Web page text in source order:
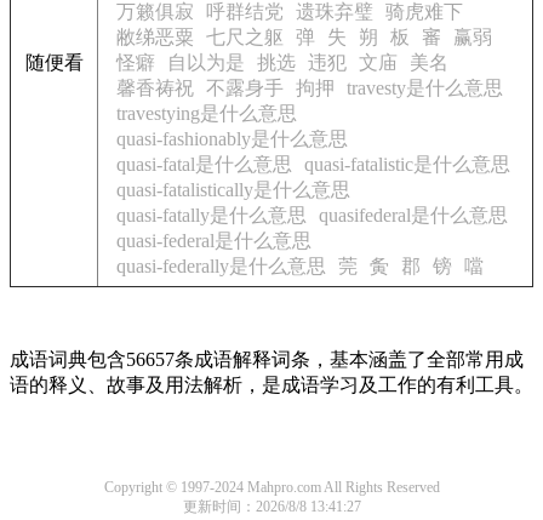
随便看
万籁俱寂
呼群结党 遗珠弃璧
骑虎难下
敝绨恶粟
七尺之躯 弹 失 朔 板 審
赢弱
怪癖
自以为是 挑选 违犯 文庙
美名
馨香祷祝 不露身手 拘押
travesty是什么意思
travestying是什么意思
quasi-fashionably是什么意思
quasi-fatal是什么意思
quasi-fatalistic是什么意思
quasi-fatalistically是什么意思
quasi-fatally是什么意思
quasifederal是什么意思
quasi-federal是什么意思
quasi-federally是什么意思
莞 夤 郡 镑 噹
成语词典包含56657条成语解释词条，基本涵盖了全部常用成
语的释义、故事及用法解析，是成语学习及工作的有利工具。
Copyright © 1997-2024 Mahpro.com All Rights Reserved
更新时间：2026/8/8 13:41:27